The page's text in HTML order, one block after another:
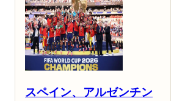
スペイン、アルゼンチン